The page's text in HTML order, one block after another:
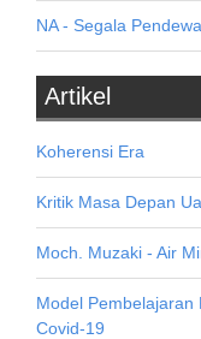
NA - Segala
Artikel
Koherensi Era
Kritik Masa Depan
Moch. Muzaki - Air
Model Pembelajaran
Covid-19